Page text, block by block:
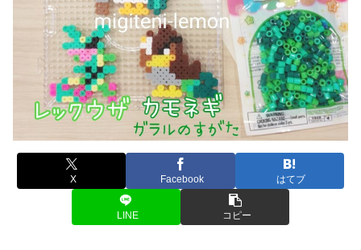
X Facebook はてブ
LINE コピー